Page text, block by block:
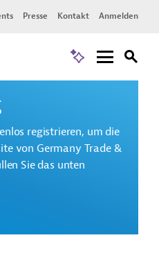
Presse Kontakt Anmelden
registrieren, um die
von Germany Trade &
Sie das unten